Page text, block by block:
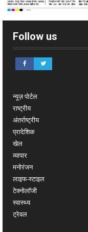
Follow us
न्यूज़ पोर्टल
राष्ट्रीय
अंतर्राष्ट्रीय
प्रादेशिक
खेल
व्यापार
मनोरंजन
लाइफ-स्टाइल
टेक्नोलॉजी
स्वास्थ्य
ट्रेवल